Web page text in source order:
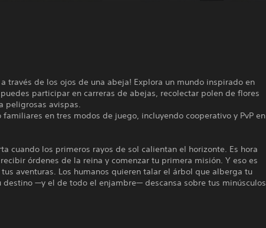
a través de los ojos de una abeja! Explora un mundo inspirado en
participar en carreras de abejas, recolectar polen de flores
peligrosas avispas.
familiares en tres modos de juego, incluyendo cooperativo y PvP en
cuando los primeros rayos de sol calientan el horizonte. Es hora
órdenes de la reina y comenzar tu primera misión. Y eso es
aventuras. Los humanos quieren talar el árbol que alberga tu
destino —y el de todo el enjambre— descansa sobre tus minúsculos